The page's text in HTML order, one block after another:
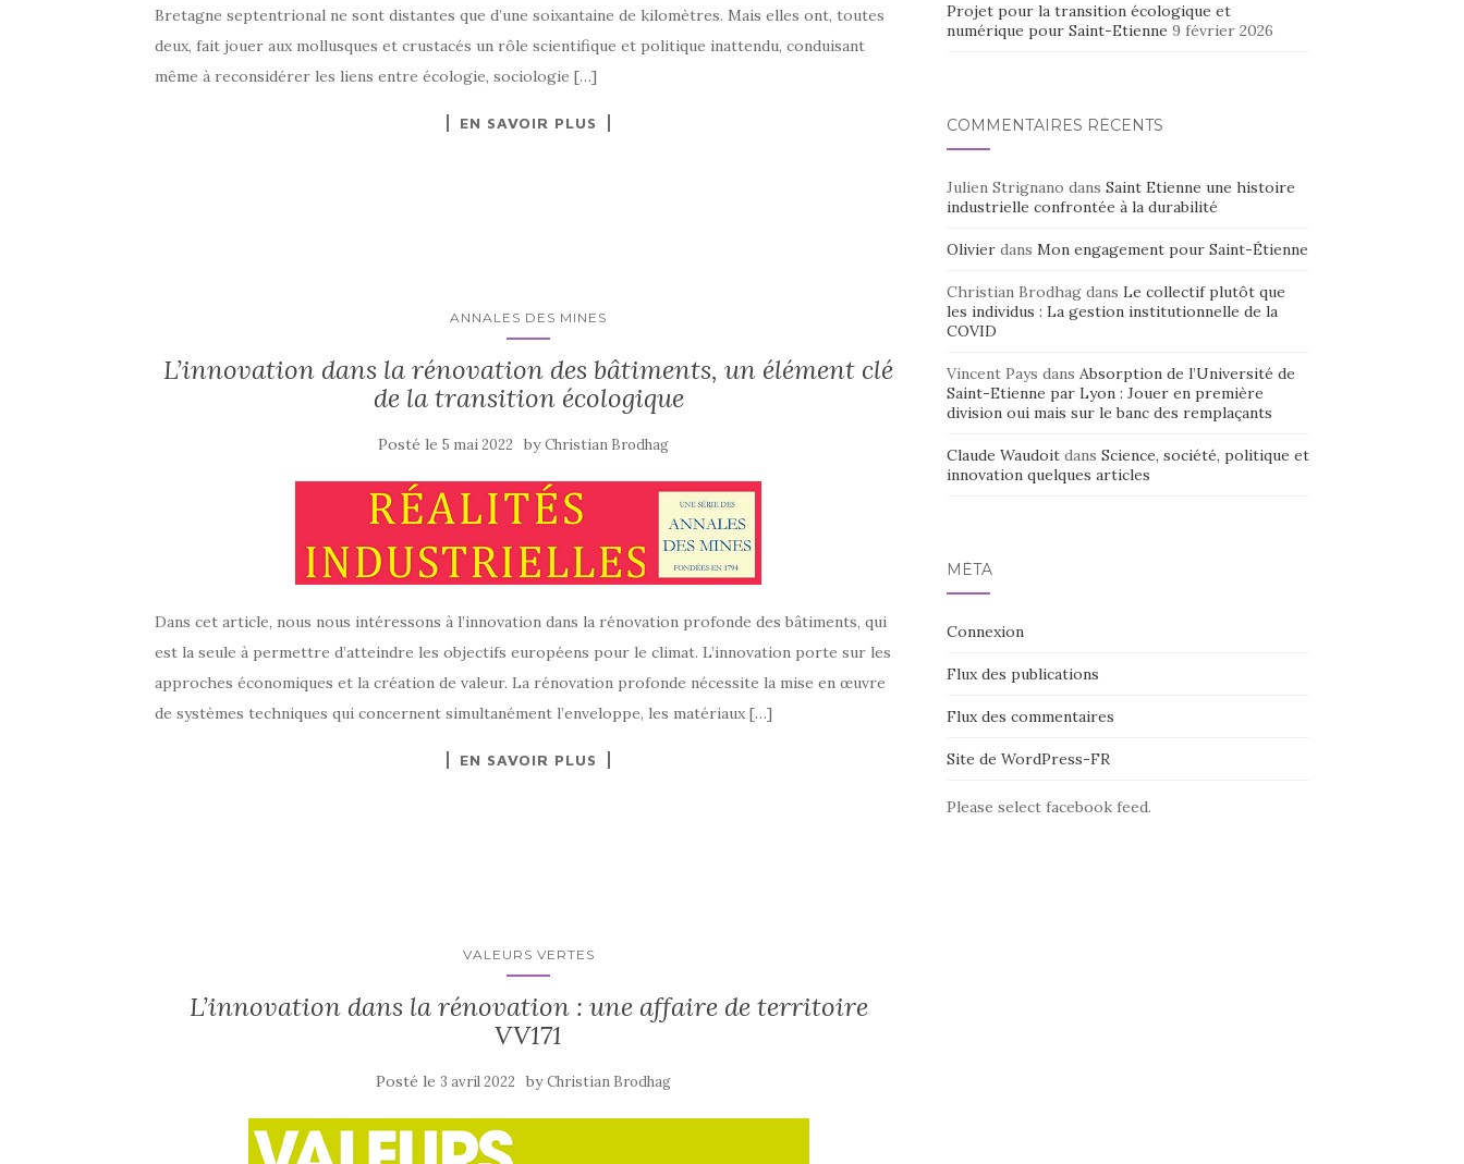
Bretagne septentrional ne sont distantes que d’une soixantaine de kilomètres. Mais elles ont, toutes
deux, fait jouer aux mollusques et crustacés un rôle scientifique et politique inattendu, conduisant
même à reconsidérer les liens entre écologie, sociologie […]
EN SAVOIR PLUS
ANNALES DES MINES
L’innovation dans la rénovation des bâtiments, un élément clé
de la transition écologique
Posté le 5 mai 2022 byChristian Brodhag
Dans cet article, nous nous intéressons à l’innovation dans la rénovation profonde des bâtiments, qui
est la seule à permettre d’atteindre les objectifs européens pour le climat. L’innovation porte sur les
approches économiques et la création de valeur. La rénovation profonde nécessite la mise en œuvre
de systèmes techniques qui concernent simultanément l’enveloppe, les matériaux […]
EN SAVOIR PLUS
VALEURS VERTES
L’innovation dans la rénovation : une affaire de territoire
VV171
Posté le 3 avril 2022 byChristian Brodhag
Projet pour la transition écologique et
numérique pour Saint-Etienne 9 février 2026
COMMENTAIRES RÉCENTS
Julien Strignano dans Saint Etienne une histoire
industrielle confrontée à la durabilité
Olivierdans Mon engagement pour Saint-Étienne
Christian Brodhagdans Le collectif plutôt que
les individus : La gestion institutionnelle de la
COVID
Vincent Pays dans Absorption de l’Université de
Saint-Etienne par Lyon : Jouer en première
division oui mais sur le banc des remplaçants
Claude Waudoitdans Science, société, politique et
innovation quelques articles
MÉTA
Connexion
Flux des publications
Flux des commentaires
Site de WordPress-FR
Please select facebook feed.